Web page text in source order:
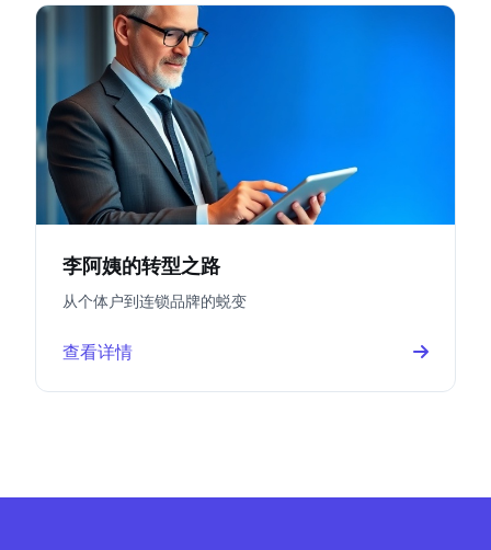
李阿姨的转型之路
从个体户到连锁品牌的蜕变
查看详情